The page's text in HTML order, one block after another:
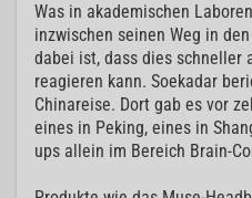
Was in akademischen
inzwischen seinen Weg in
dabei ist, dass dies schneller
reagieren kann. Soekadar
Chinareise. Dort gab es vor
eines in Peking, eines in
ups allein im Bereich Brain-